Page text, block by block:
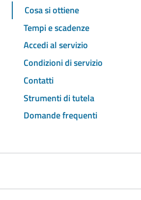
Cosa si ottiene
Tempi e scadenze
Accedi al servizio
Condizioni di servizio
Contatti
Strumenti di tutela
Domande frequenti